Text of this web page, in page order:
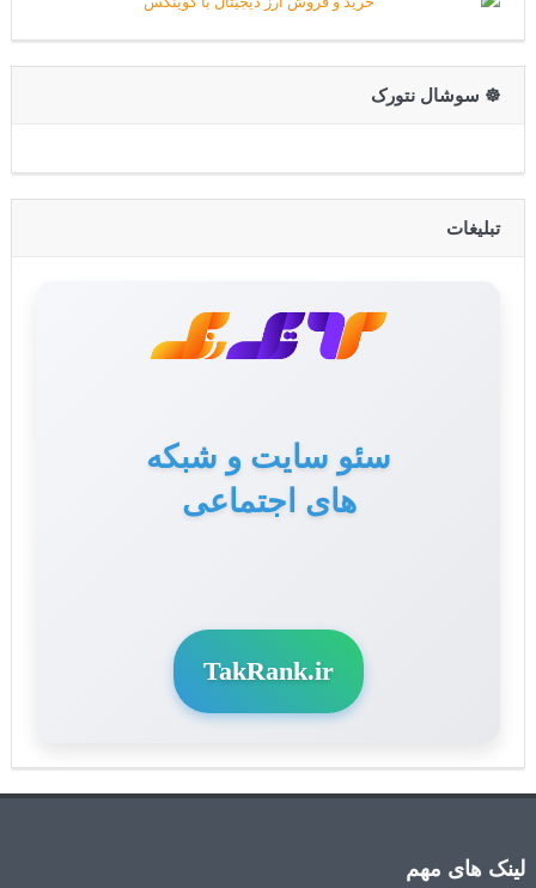
☸️ سوشال نتورک
تبلیغات
سئو سایت و شبکه
های اجتماعی
تولید محتوا برای سایت
و سوشال مدیا
TakRank.ir
لینک های مهم